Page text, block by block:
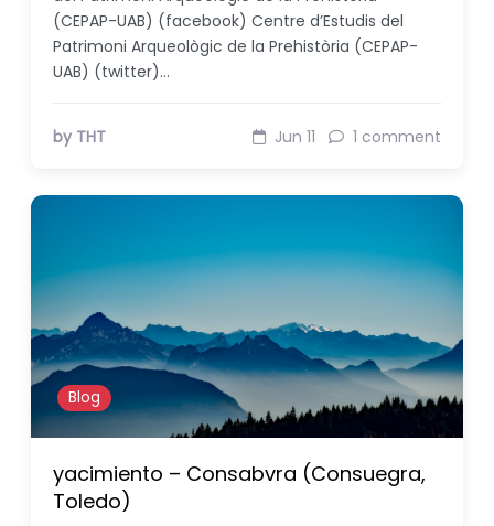
(CEPAP-UAB) (facebook) Centre d’Estudis del
Patrimoni Arqueològic de la Prehistòria (CEPAP-
UAB) (twitter)…
by THT Jun 11 1 comment
Blog
yacimiento – Consabvra (Consuegra,
Toledo)